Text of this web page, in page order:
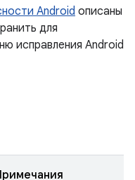
Android описаны
для
исправления Android